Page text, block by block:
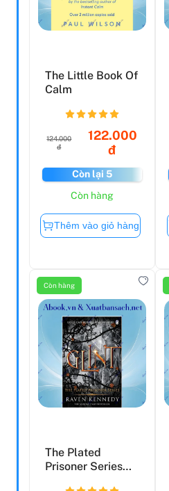
The Little Book Of
Calm
124.000
đ
122.000
đ
Còn lại 5
Còn hàng
Thêm vào giỏ hàng
Còn hàng
The Plated
Prisoner Series